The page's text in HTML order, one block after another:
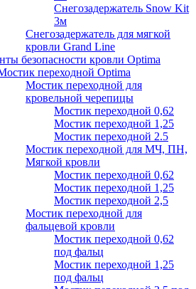
Снегозадержатель Snow Kit
3м
Снегозадержатель для мягкой
кровли Grand Line
безопасности кровли Optima
переходной Optima
Мостик переходной для
кровельной черепицы
Мостик переходной 0,62
Мостик переходной 1,25
Мостик переходной 2.5
Мостик переходной для МЧ, ПН,
Мягкой кровли
Мостик переходной 0,62
Мостик переходной 1,25
Мостик переходной 2,5
Мостик переходной для
фальцевой кровли
Мостик переходной 0,62
под фальц
Мостик переходной 1,25
под фальц